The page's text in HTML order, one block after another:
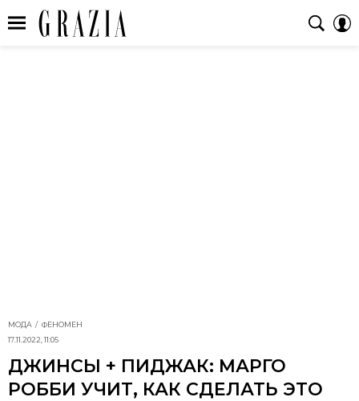
МОДА
ФЕНОМЕН
17.11.2022, 11:05
ДЖИНСЫ + ПИДЖАК: МАРГО
РОББИ УЧИТ, КАК СДЕЛАТЬ ЭТО